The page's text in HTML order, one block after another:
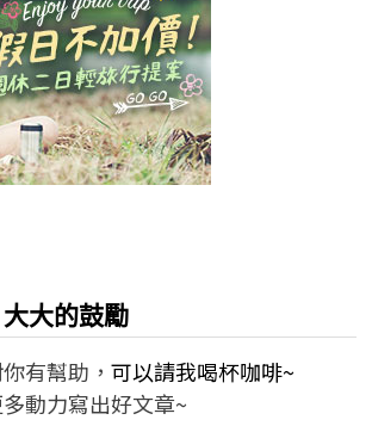
大的鼓勵
有幫助， 可以請我喝杯咖啡~
動力寫出好文章~